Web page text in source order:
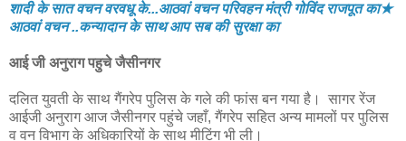
शादी के सात वचन वरवधू के...आठवां वचन परिवहन मंत्री गोविंद राजपूत का★
आठवां वचन ..कन्यादान के साथ आप सब की सुरक्षा का
आई जी अनुराग पहुचे जैसीनगर
दलित युवती के साथ गैंगरेप पुलिस के गले की फांस बन गया है। सागर रेंज
आईजी अनुराग आज जैसीनगर पहुंचे जहाँ, गैंगरेप सहित अन्य मामलों पर पुलिस
व वन विभाग के अधिकारियों के साथ मीटिंग भी ली।